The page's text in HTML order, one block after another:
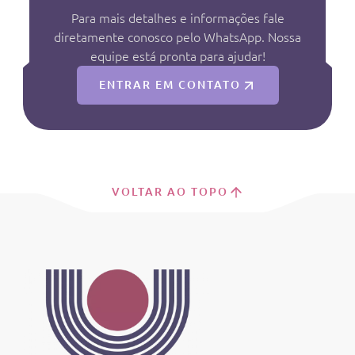
Para mais detalhes e informações fale
diretamente conosco pelo WhatsApp. Nossa
equipe está pronta para ajudar!
ENTRAR EM CONTATO
VOLTAR AO TOPO